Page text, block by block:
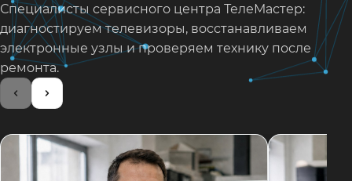
Специалисты сервисного центра ТелеМастер:
диагностируем телевизоры, восстанавливаем
электронные узлы и проверяем технику после
ремонта.